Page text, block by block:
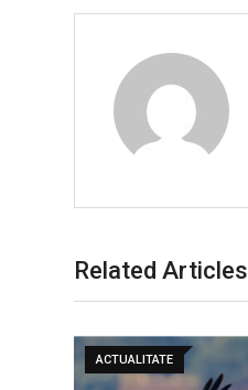
Related Articles
ACTUALITATE